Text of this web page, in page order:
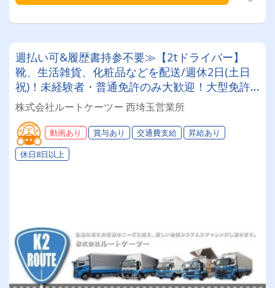
週払い可&履歴書持参不要≫【2tドライバー】
靴、生活雑貨、化粧品などを配送/週休2日(土日
祝)！未経験者・普通免許のみ大歓迎！大型免許
取得時は50%費用補助制度も有★インセン・賞
与・勤続給・子ども手当など待遇充実
株式会社ルートケーツー 西埼玉営業所
動画あり 賞与あり 交通費支給
昇給あり
休日8日以上